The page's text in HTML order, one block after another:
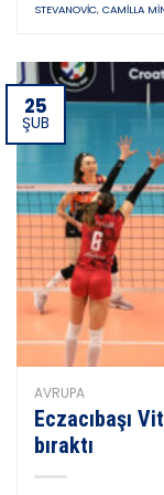
STEVANOVIC, CAMILLA
25
ŞUB
AVRUPA
Eczacıbaşı
bıraktı